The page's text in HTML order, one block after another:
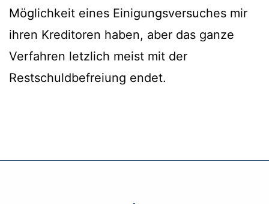
Möglichkeit eines Einigungsversuches mir
ihren Kreditoren haben, aber das ganze
Verfahren letzlich meist mit der
Restschuldbefreiung endet.